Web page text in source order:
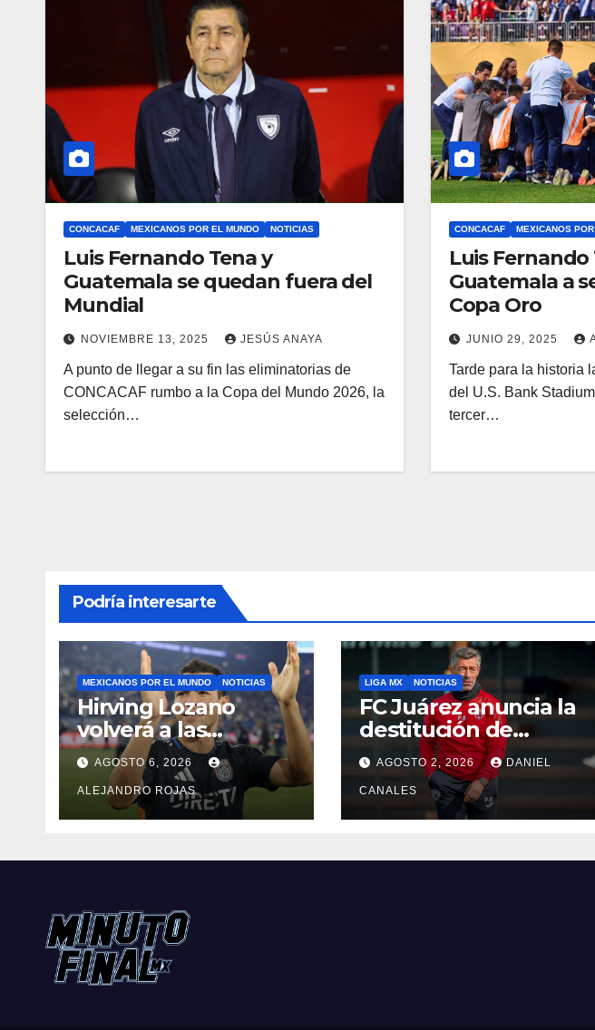
CONCACAF MEXICANOS POR EL MUNDO NOTICIAS
Luis Fernando Tena y
Guatemala se quedan fuera del
Mundial
NOVIEMBRE 13, 2025 JESÚS ANAYA
A punto de llegar a su fin las eliminatorias de
CONCACAF rumbo a la Copa del Mundo 2026, la
selección…
CONCACAF MEXICANOS
Luis Fernando
Guatemala a
Copa Oro
JUNIO 29, 2025
Tarde para la historia
del U.S. Bank
tercer…
Podría interesarte
MEXICANOS POR EL MUNDO NOTICIAS
Hirving Lozano
volverá a las
canchas con LA
Galaxy
AGOSTO 6, 2026
ALEJANDRO ROJAS
LIGA MX NOTICIAS
FC Juárez anuncia la
destitución de
Pedro Caixinha
AGOSTO 2, 2026 DANIEL
CANALES